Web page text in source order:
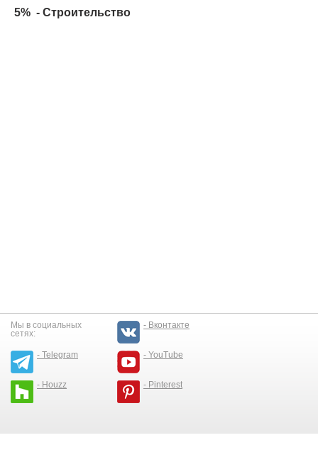
5% - Строительство
Мы в социальных
сетях:
- Вконтакте
- Telegram - YouTube
- Houzz - Pinterest